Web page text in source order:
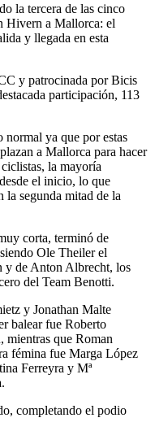
la tercera de las cinco
Hivern a Mallorca: el
y llegada en esta
y patrocinada por Bicis
participación, 113
normal ya que por estas
a Mallorca para hacer
la mayoría
el inicio, lo que
segunda mitad de la
corta, terminó de
Ole Theiler el
y de Anton Albrecht, los
del Team Benotti.
y Jonathan Malte
balear fue Roberto
mientras que Roman
fémina fue Marga López
Ferreyra y Mª
completando el podio